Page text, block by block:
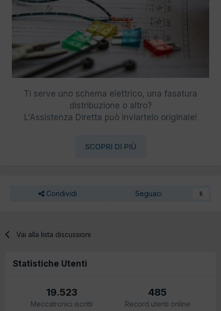
Ti serve uno schema elettrico, una fasatura
distribuzione o altro?
L'Assistenza Diretta può inviartelo originale!
SCOPRI DI PIÙ
Condividi Seguaci 5
Vai alla lista discussioni
Statistiche Utenti
19.523
Meccatronici iscritti
485
Record utenti online